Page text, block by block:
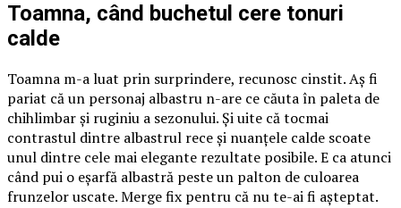
Toamna, când buchetul cere tonuri
calde
Toamna m-a luat prin surprindere, recunosc cinstit. Aș fi
pariat că un personaj albastru n-are ce căuta în paleta de
chihlimbar și ruginiu a sezonului. Și uite că tocmai
contrastul dintre albastrul rece și nuanțele calde scoate
unul dintre cele mai elegante rezultate posibile. E ca atunci
când pui o eșarfă albastră peste un palton de culoarea
frunzelor uscate. Merge fix pentru că nu te-ai fi așteptat.